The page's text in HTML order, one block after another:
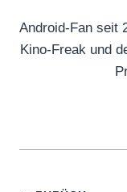
Android-Fan seit
Kino-Freak und